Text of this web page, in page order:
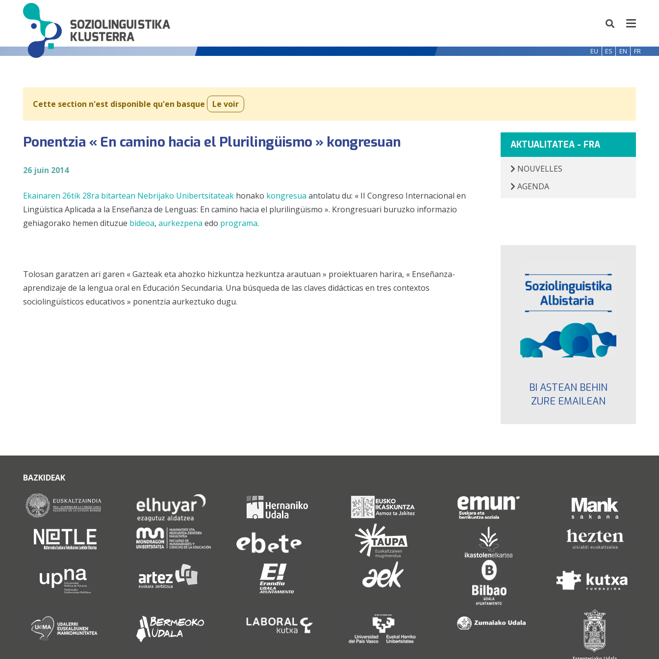
EU ES EN FR
Cette section n'est disponible qu'en basque Le voir
Ponentzia « En camino hacia el Plurilingüismo » kongresuan
26 juin 2014
Ekainaren 26tik 28ra bitartean Nebrijako Unibertsitateak honako kongresua antolatu du: « II Congreso Internacional en
Lingüística Aplicada a la Enseñanza de Lenguas: En camino hacia el plurilingüismo ». Krongresuari buruzko informazio
gehiagorako hemen dituzue bideoa, aurkezpena edo programa.
Tolosan garatzen ari garen « Gazteak eta ahozko hizkuntza hezkuntza arautuan » proiektuaren harira, « Enseñanza-
aprendizaje de la lengua oral en Educación Secundaria. Una búsqueda de las claves didácticas en tres contextos
sociolingüísticos educativos » ponentzia aurkeztuko dugu.
AKTUALITATEA - FRA
NOUVELLES
AGENDA
BI ASTEAN BEHIN
ZURE EMAILEAN
BAZKIDEAK